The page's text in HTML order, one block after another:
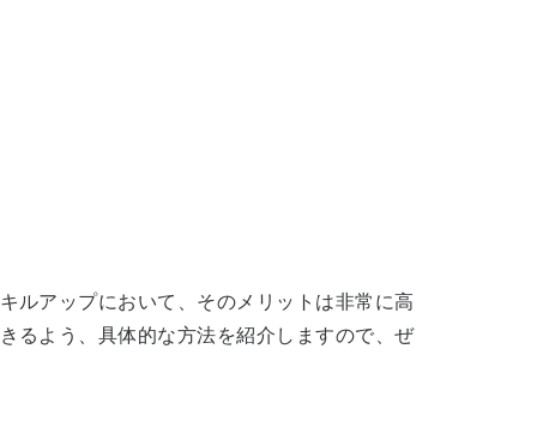
ルアップにおいて、そのメリットは非常に高
るよう、具体的な方法を紹介しますので、ぜ